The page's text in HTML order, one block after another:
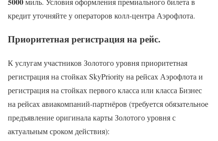
кредит уточняйте у операторов колл-центра Аэрофлота.
Приоритетная регистрация на рейс.
К услугам участников Золотого уровня приоритетная
регистрация на стойках SkyPriority на рейсах Аэрофлота и
регистрация на стойках первого класса или класса Бизнес
на рейсах авиакомпаний-партнёров (требуется обязательное
предъявление оригинала карты Золотого уровня с
актуальным сроком действия):